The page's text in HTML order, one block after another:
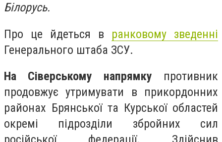
Білорусь.
Про це йдеться в ранковому зведенні
Генерального штаба ЗСУ.
На Сіверському напрямку противник
продовжує утримувати в прикордонних
районах Брянської та Курської областей
окремі підрозділи збройних сил